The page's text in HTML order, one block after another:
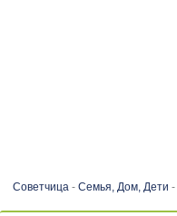
Советчица- Семья, Дом, Дети -